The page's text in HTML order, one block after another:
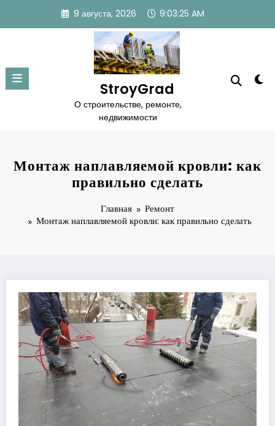
содержимому
9 августа, 2026 9:03:26 AM
StroyGrad
О строительстве, ремонте,
недвижимости
Монтаж наплавляемой кровли: как
правильно сделать
Главная
Ремонт
Монтаж наплавляемой кровли: как правильно сделать